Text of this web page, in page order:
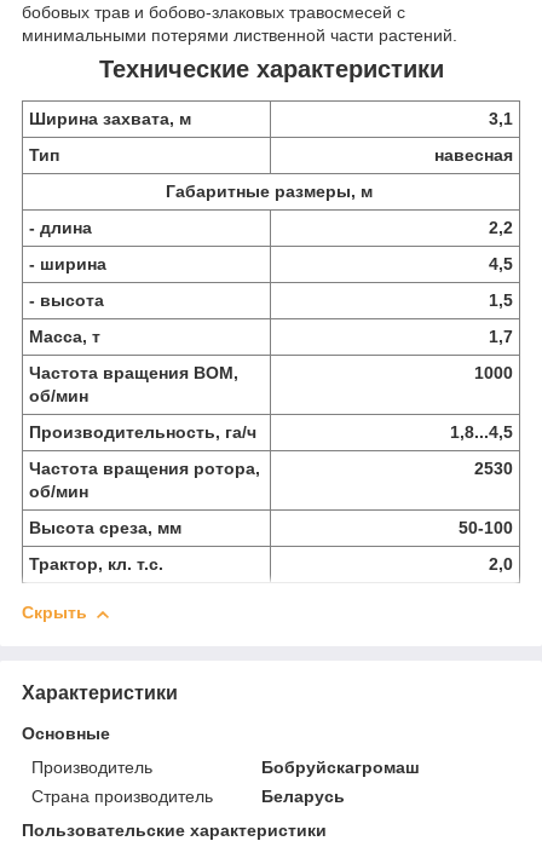
бобовых трав и бобово-злаковых травосмесей с
минимальными потерями лиственной части растений.
Технические характеристики
Ширина захвата, м
3,1
Тип
навесная
Габаритные размеры, м
- длина
2,2
- ширина
4,5
- высота
1,5
Масса, т
1,7
Частота вращения ВОМ,
об/мин
1000
Производительность, га/ч
1,8...4,5
Частота вращения ротора,
об/мин
2530
Высота среза, мм
50-100
Трактор, кл. т.с.
2,0
Скрыть
Характеристики
Основные
Производитель
Бобруйскагромаш
Страна производитель
Беларусь
Пользовательские характеристики